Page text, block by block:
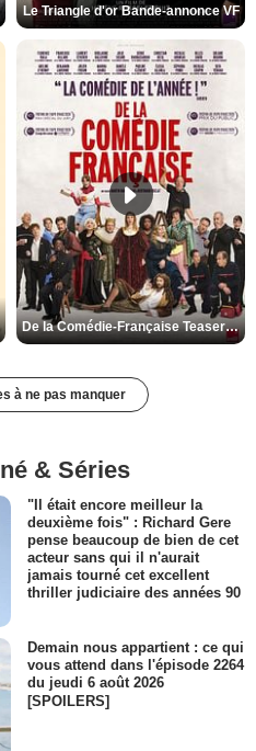
Le Triangle d'or Bande-annonce VF
De la Comédie-Française Teaser VF
à ne pas manquer
& Séries
"Il était encore meilleur la
deuxième fois" : Richard Gere
pense beaucoup de bien de cet
acteur sans qui il n'aurait
jamais tourné cet excellent
thriller judiciaire des années 90
Demain nous appartient : ce qui
vous attend dans l'épisode 2264
du jeudi 6 août 2026
[SPOILERS]